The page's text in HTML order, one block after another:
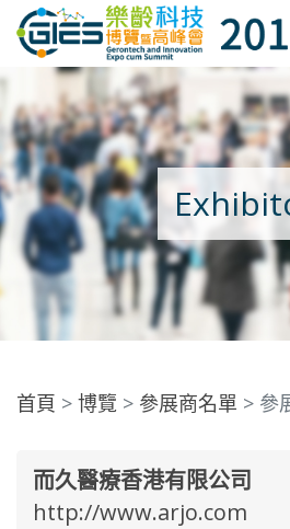
Date: Expo: 21-24 Nov 2019,
首頁 博覽 參展商名單 參
而久醫療香港有限公司
http://www.arjo.com